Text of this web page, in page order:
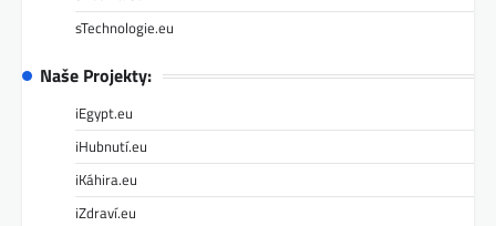
sTechnologie.eu
Naše Projekty:
iEgypt.eu
iHubnutí.eu
iKáhira.eu
iZdraví.eu